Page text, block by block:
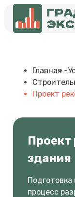
Главная -
Проект
Проект
здания
Подготовка
процесс